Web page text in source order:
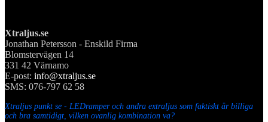
Xtraljus.se
Jonathan Petersson - Enskild Firma
Blomstervägen 14
331 42 Värnamo
E-post: info@xtraljus.se
SMS: 076-797 62 58
Xtraljus punkt se - LEDramper och andra extraljus som faktiskt är billiga
och bra samtidigt, vilken ovanlig kombination va?